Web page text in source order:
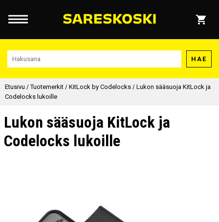
HAE
Etusivu /Tuotemerkit / KitLock by Codelocks / Lukon sääsuoja KitLock ja
Codelocks lukoille
Lukon sääsuoja KitLock ja
Codelocks lukoille